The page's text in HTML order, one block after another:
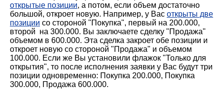
открытые позиции, а потом, если объем достаточно
большой, откроет новую. Например, у Вас открыты две
позиции со стороной "Покупка", первый на 200.000,
второй на 300.000. Вы заключаете сделку "Продажа"
объемом в 600.000. Эта сделка закроет обе позиции и
откроет новую со стороной "Продажа" и объемом
100.000. Если же Вы установили флажок "Только для
открытия", то после исполнения заявки у Вас будут три
позиции одновременно: Покупка 200.000, Покупка
300.000, Продажа 600.000.